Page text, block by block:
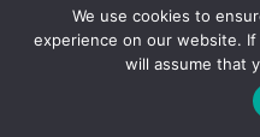
Achat de pièces de
économique et pratique ?
Le réalisme du tir au
We use cookies to
experience on our website.
will assume that